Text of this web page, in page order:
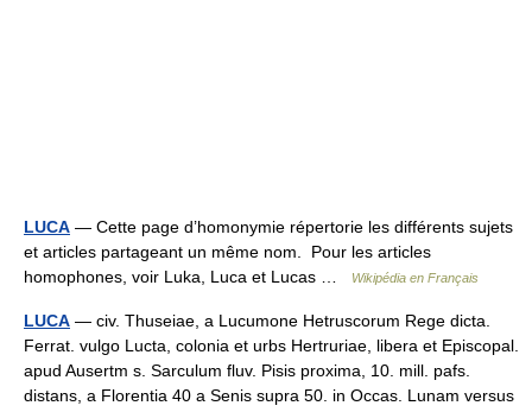
LUCA — Cette page d’homonymie répertorie les différents sujets
et articles partageant un même nom. Pour les articles
homophones, voir Luka, Luca et Lucas …
Wikipédia en Français
LUCA — civ. Thuseiae, a Lucumone Hetruscorum Rege dicta.
Ferrat. vulgo Lucta, colonia et urbs Hertruriae, libera et Episcopal.
apud Ausertm s. Sarculum fluv. Pisis proxima, 10. mill. pafs.
distans, a Florentia 40 a Senis supra 50. in Occas. Lunam versus